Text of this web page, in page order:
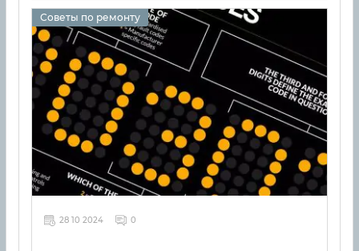
Советы по ремонту
28 10 2024 0